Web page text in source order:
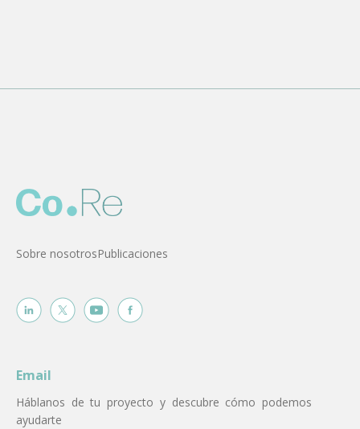
Sobre nosotrosPublicaciones
Email
Háblanos de tu proyecto y descubre cómo podemos
ayudarte